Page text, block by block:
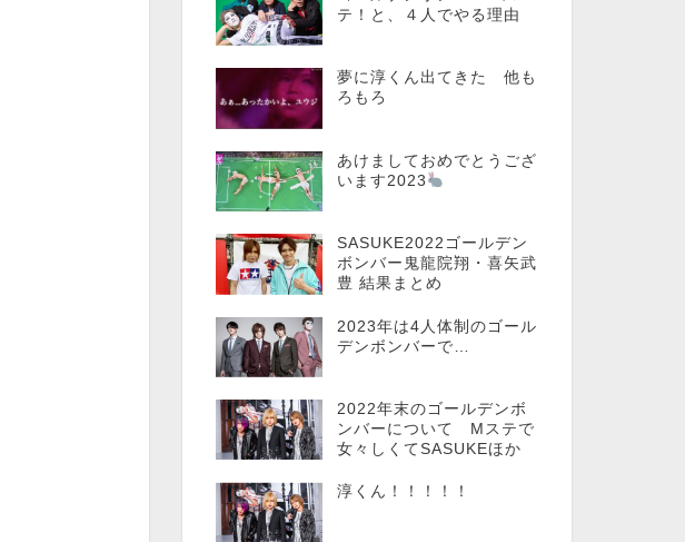
テ！と、４人でやる理由
夢に淳くん出てきた 他も
ろもろ
あけましておめでとうござ
います2023
SASUKE2022ゴールデン
ボンバー鬼龍院翔・喜矢武
豊 結果まとめ
2023年は4人体制のゴール
デンボンバーで…
2022年末のゴールデンボ
ンバーについて Mステで
女々しくてSASUKEほか
淳くん！！！！！